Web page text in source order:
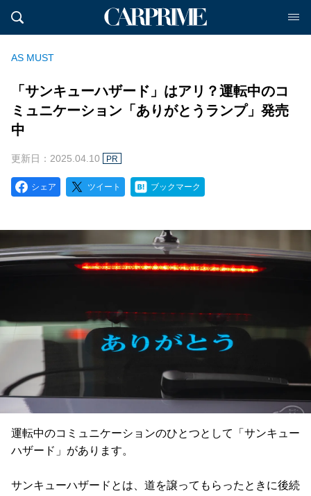
AS MUST
「サンキューハザード」はアリ？運転中のコ
ミュニケーション「ありがとうランプ」発売
中
更新日：2025.04.10 PR
シェア ツイート ブックマーク
運転中のコミュニケーションのひとつとして「サンキュー
ハザード」があります。
サンキューハザードとは、道を譲ってもらったときに後続